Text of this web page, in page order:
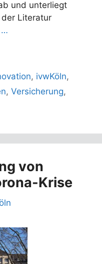
und unterliegt
Literatur
…
, ivwKöln,
, Versicherung,
von
Krise